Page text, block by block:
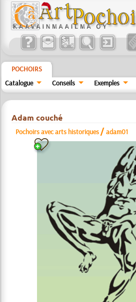
POCHOIRS
Catalogue
Conseils Exemples
Adam couché
Pochoirs avec arts historiques /adam01